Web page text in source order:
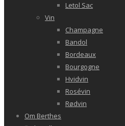
Letol Sac
Vin
Champagne
Bandol
Bordeaux
Bourgogne
Hvidvin
Rosévin
Rødvin
Om Berthes